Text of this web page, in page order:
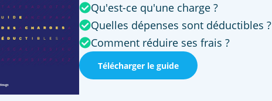
Qu'est-ce qu'une charge ?
Quelles dépenses sont déductibles ?
Comment réduire ses frais ?
Télécharger le guide